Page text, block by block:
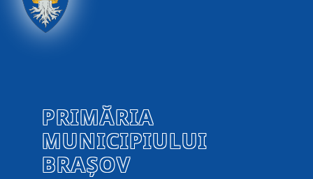
PRIMĂRIA
MUNICIPIULUI
BRAȘOV